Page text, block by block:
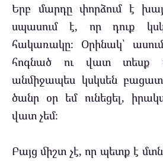
Երբ մարդը փորձում է
սպասում է, որ դուք
հակառակը։ Օրինակ՝
հոգնած ու վատ տեսք
անմիջապես կսկսեն
ծանր օր եմ ունեցել,
վատ չեմ։
Բայց միշտ չէ, որ պետք է